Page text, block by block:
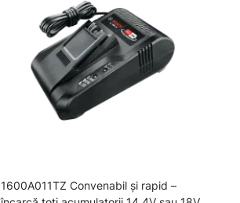
1600A011TZ Convenabil şi rapid –